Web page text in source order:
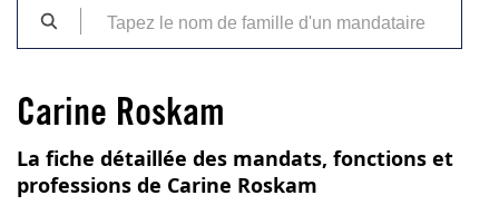
Carine Roskam
La fiche détaillée des mandats, fonctions et
professions de Carine Roskam